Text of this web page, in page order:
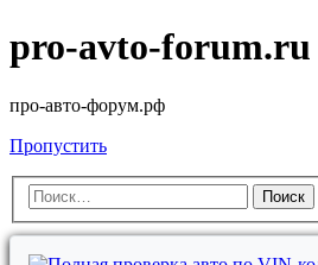
pro-avto-forum.ru
про-авто-форум.рф
Пропустить
Поиск